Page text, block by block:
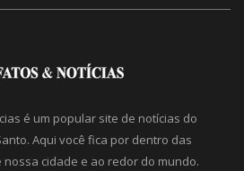
é um popular site de notícias do
Aqui você fica por dentro das
cidade e ao redor do mundo.